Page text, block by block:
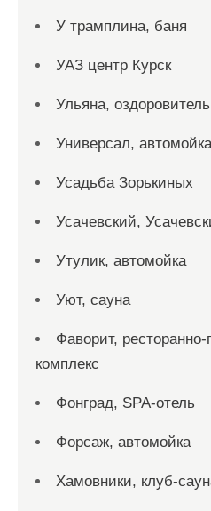
У трамплина, баня
УАЗ центр Курск
Ульяна,
Универсал, автомойка
Усадьба Зорькиных
Усачевский,
Утулик, автомойка
Уют, сауна
Фаворит,
комплекс
Фонград, SPA-отель
Форсаж, автомойка
Хамовники, клуб-